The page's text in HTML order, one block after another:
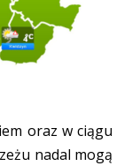
oraz w ciągu
nadal mogą